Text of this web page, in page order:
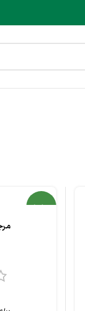
جديد